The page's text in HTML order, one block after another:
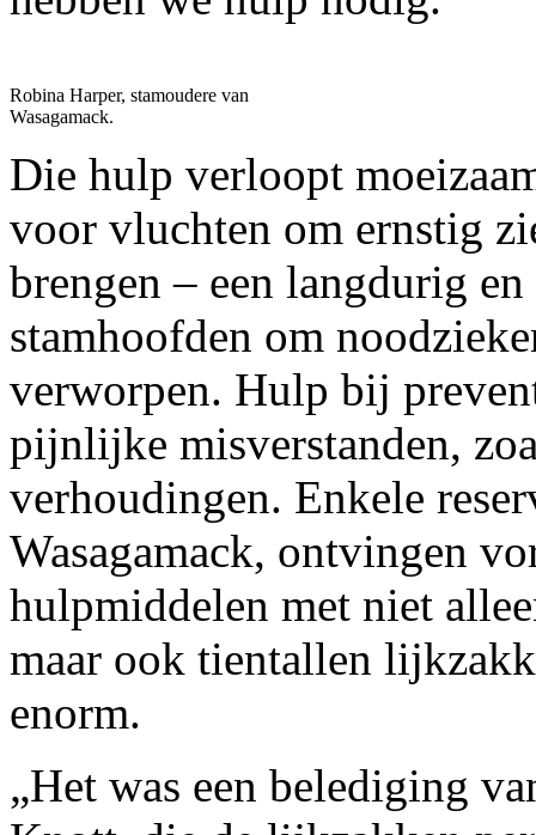
Robina Harper, stamoudere van
Wasagamack.
Die hulp verloopt
voor vluchten om ernstig
brengen – een langdurig
stamhoofden om
verworpen. Hulp bij
pijnlijke misverstanden,
verhoudingen. Enkele
Wasagamack, ontvingen
hulpmiddelen met niet
maar ook tientallen
enorm.
„Het was een belediging